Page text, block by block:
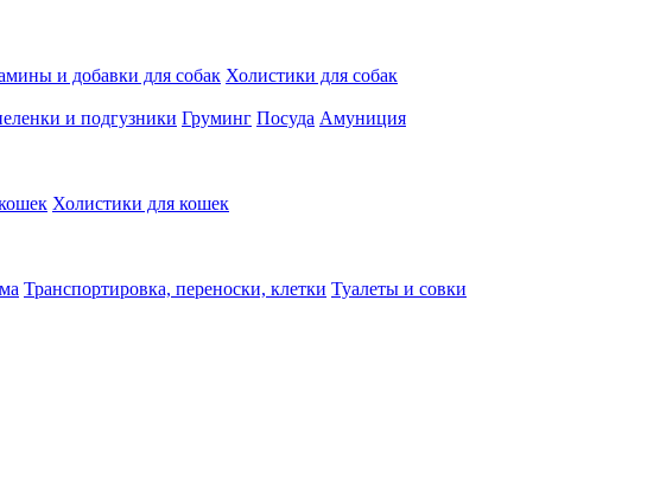
и добавки для собак Холистики для собак
и подгузники Груминг Посуда Амуниция
Холистики для кошек
Транспортировка, переноски, клетки Туалеты и совки